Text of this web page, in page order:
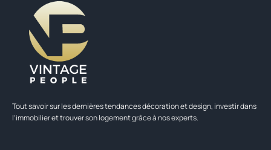
Tout savoir sur les dernières tendances décoration et design, investir dans
l’immobilier et trouver son logement grâce à nos experts.